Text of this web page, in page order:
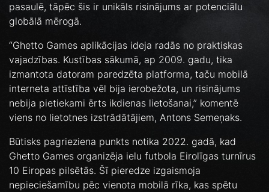
pasaulē, tāpēc šis ir unikāls risinājums ar potenciālu
globālā mērogā.
“Ghetto Games aplikācijas ideja radās no praktiskas
vajadzības. Kustības sākumā, ap 2009. gadu, tika
izmantota datoram paredzēta platforma, taču mobilā
interneta attīstība vēl bija ierobežota, un risinājums
nebija pietiekami ērts ikdienas lietošanai,” komentē
viens no lietotnes izstrādātājiem, Antons Semeņaks.
Būtisks pagrieziena punkts notika 2022. gadā, kad
Ghetto Games organizēja ielu futbola Eirolīgas turnīrus
10 Eiropas pilsētās. Šī pieredze izgaismoja
nepieciešamību pēc vienota mobilā rīka, kas spētu